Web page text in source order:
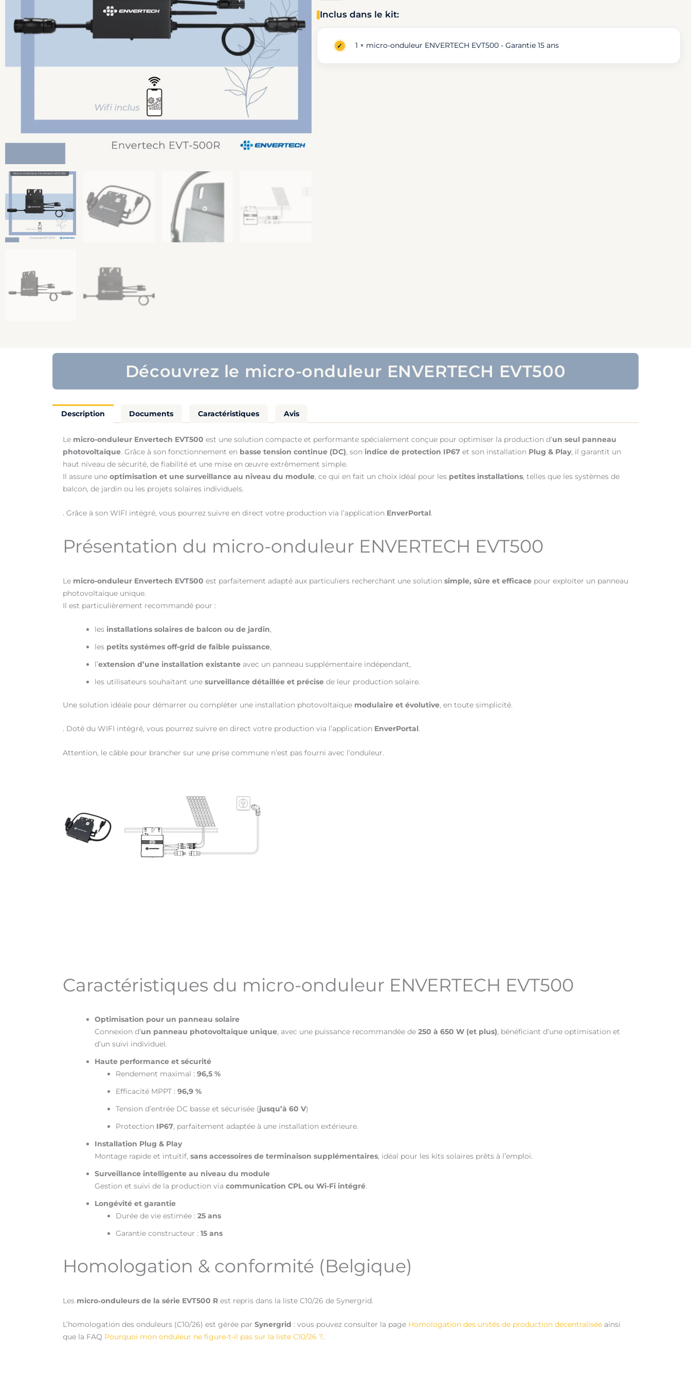
onduleur
EVT500
avec
Inclus dans le kit:
1 × micro-onduleur ENVERTECH EVT500 - Garantie 15 ans
Découvrez le micro-onduleur ENVERTECH EVT500
Description Documents Caractéristiques Avis
Le micro-onduleur Envertech EVT500 est une solution compacte et performante spécialement conçue pour optimiser la production d’un seul panneau
photovoltaïque. Grâce à son fonctionnement en basse tension continue (DC), son indice de protection IP67 et son installation Plug & Play, il garantit un
haut niveau de sécurité, de fiabilité et une mise en œuvre extrêmement simple.
Il assure une optimisation et une surveillance au niveau du module, ce qui en fait un choix idéal pour les petites installations, telles que les systèmes de
balcon, de jardin ou les projets solaires individuels.
. Grâce à son WIFI intégré, vous pourrez suivre en direct votre production via l’application EnverPortal.
Présentation du micro-onduleur ENVERTECH EVT500
Le micro-onduleur Envertech EVT500 est parfaitement adapté aux particuliers recherchant une solution simple, sûre et efficace pour exploiter un panneau
photovoltaïque unique.
Il est particulièrement recommandé pour :
les installations solaires de balcon ou de jardin,
les petits systèmes off-grid de faible puissance,
l’extension d’une installation existante avec un panneau supplémentaire indépendant,
les utilisateurs souhaitant une surveillance détaillée et précise de leur production solaire.
Une solution idéale pour démarrer ou compléter une installation photovoltaïque modulaire et évolutive, en toute simplicité.
. Doté du WIFI intégré, vous pourrez suivre en direct votre production via l’application EnverPortal.
Attention, le câble pour brancher sur une prise commune n’est pas fourni avec l’onduleur.
Caractéristiques du micro-onduleur ENVERTECH EVT500
Optimisation pour un panneau solaire
Connexion d’un panneau photovoltaïque unique, avec une puissance recommandée de 250 à 650 W (et plus), bénéficiant d’une optimisation et
d’un suivi individuel.
Haute performance et sécurité
Rendement maximal : 96,5 %
Efficacité MPPT : 96,9 %
Tension d’entrée DC basse et sécurisée (jusqu’à 60 V)
Protection IP67, parfaitement adaptée à une installation extérieure.
Installation Plug & Play
Montage rapide et intuitif, sans accessoires de terminaison supplémentaires, idéal pour les kits solaires prêts à l’emploi.
Surveillance intelligente au niveau du module
Gestion et suivi de la production via communication CPL ou Wi-Fi intégré.
Longévité et garantie
Durée de vie estimée : 25 ans
Garantie constructeur : 15 ans
Homologation & conformité (Belgique)
Les micro‑onduleurs de la série EVT500 R est repris dans la liste C10/26 de Synergrid.
L’homologation des onduleurs (C10/26) est gérée par Synergrid : vous pouvez consulter la page Homologation des unités de production décentralisée ainsi
que la FAQ Pourquoi mon onduleur ne figure‑t‑il pas sur la liste C10/26 ?.